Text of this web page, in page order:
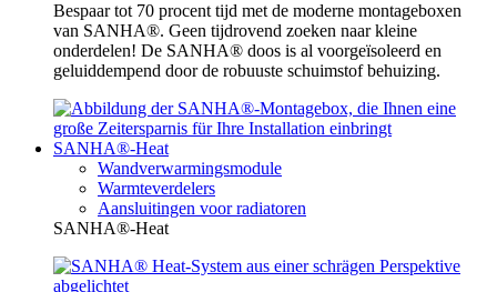
Bespaar tot 70 procent tijd met de moderne montageboxen
van SANHA®. Geen tijdrovend zoeken naar kleine
onderdelen! De SANHA® doos is al voorgeïsoleerd en
geluiddempend door de robuuste schuimstof behuizing.
SANHA®-Heat
Wandverwarmingsmodule
Warmteverdelers
Aansluitingen voor radiatoren
SANHA®-Heat